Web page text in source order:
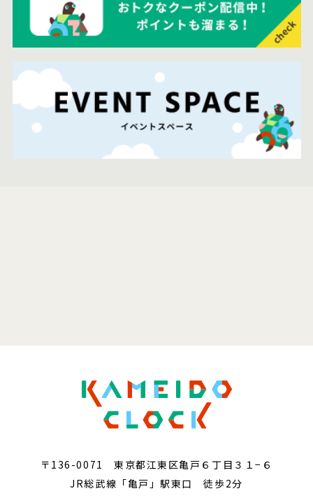
〒136-0071 東京都江東区亀戸６丁目３１−６
JR総武線「亀戸」駅東口 徒歩2分